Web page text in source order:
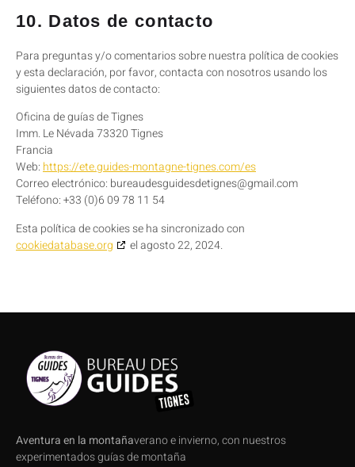
10. Datos de contacto
Para preguntas y/o comentarios sobre nuestra política de cookies
y esta declaración, por favor, contacta con nosotros usando los
siguientes datos de contacto:
Oficina de guías de Tignes
Imm. Le Névada 73320 Tignes
Francia
Web:https://ete.guides-montagne-tignes.com/es
Correo electrónico: bureaudesguidesdetignes@gmail.com
Teléfono: +33 (0)6 09 78 11 54
Esta política de cookies se ha sincronizado con
cookiedatabase.org
el agosto 22, 2024.
Aventura en la montañaverano e invierno, con nuestros
experimentados guías de montaña